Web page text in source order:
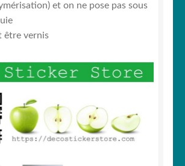
et on ne pose pas sous
être vernis